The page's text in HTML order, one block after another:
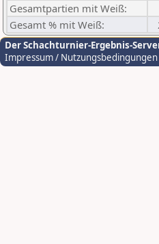
Gesamtpartien mit Weiß:
Gesamt % mit Weiß:
Der Schachturnier-Ergebnis-
Impressum / Nutzungsbedingungen